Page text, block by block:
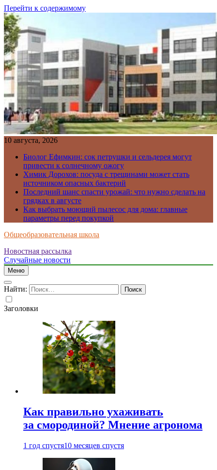
Перейти к содержимому
10 августа, 2026
Биолог Ефимкин: сок петрушки и сельдерея могут
привести к солнечному ожогу
Химик Дорохов: посуда с трещинами может стать
источником опасных бактерий
Последний шанс спасти урожай: что нужно сделать на
грядках в августе
Как выбрать моющий пылесос для дома: главные
параметры перед покупкой
Общеобразовательная школа
Новостная рассылка
Случайные новости
Меню
Найти:
Заголовки
Как правильно ухаживать
за смородиной? Мнение агронома
1 год спустя10 месяцев спустя